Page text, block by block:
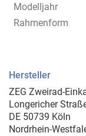
Modelljahr
Rahmenform
Hersteller
ZEG Zweirad-
Longericher
DE 50739 Köln
Nordrhein-